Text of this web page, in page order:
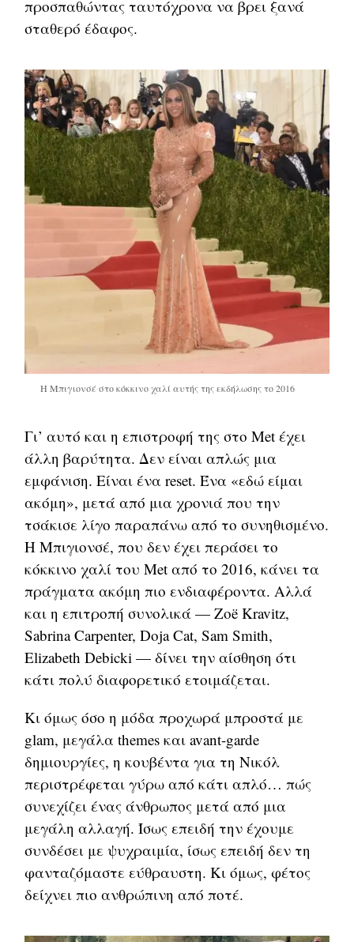
προσπαθώντας ταυτόχρονα να βρει ξανά
σταθερό έδαφος.
Η Μπιγιονσέ στο κόκκινο χαλί αυτής της εκδήλωσης το 2016
Γι’ αυτό και η επιστροφή της στο Met έχει
άλλη βαρύτητα. Δεν είναι απλώς μια
εμφάνιση. Είναι ένα reset. Ένα «εδώ είμαι
ακόμη», μετά από μια χρονιά που την
τσάκισε λίγο παραπάνω από το συνηθισμένο.
Η Μπιγιονσέ, που δεν έχει περάσει το
κόκκινο χαλί του Met από το 2016, κάνει τα
πράγματα ακόμη πιο ενδιαφέροντα. Αλλά
και η επιτροπή συνολικά — Zoë Kravitz,
Sabrina Carpenter, Doja Cat, Sam Smith,
Elizabeth Debicki — δίνει την αίσθηση ότι
κάτι πολύ διαφορετικό ετοιμάζεται.
Κι όμως όσο η μόδα προχωρά μπροστά με
glam, μεγάλα themes και avant-garde
δημιουργίες, η κουβέντα για τη Νικόλ
περιστρέφεται γύρω από κάτι απλό… πώς
συνεχίζει ένας άνθρωπος μετά από μια
μεγάλη αλλαγή. Ίσως επειδή την έχουμε
συνδέσει με ψυχραιμία, ίσως επειδή δεν τη
φανταζόμαστε εύθραυστη. Κι όμως, φέτος
δείχνει πιο ανθρώπινη από ποτέ.